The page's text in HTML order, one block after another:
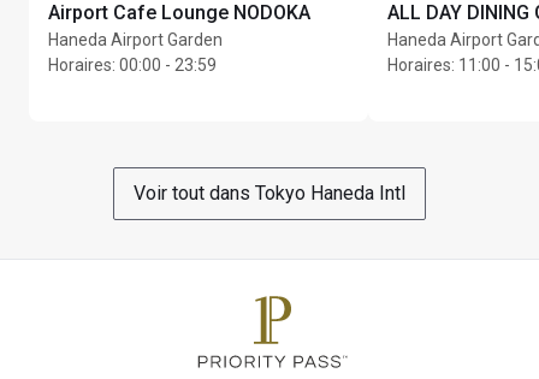
Airport Cafe Lounge NODOKA
Haneda Airport Garden
Horaires: 00:00 - 23:59
ALL DAY DINING
Haneda Airport
Horaires: 11:00 -
Voir tout dans Tokyo Haneda Intl